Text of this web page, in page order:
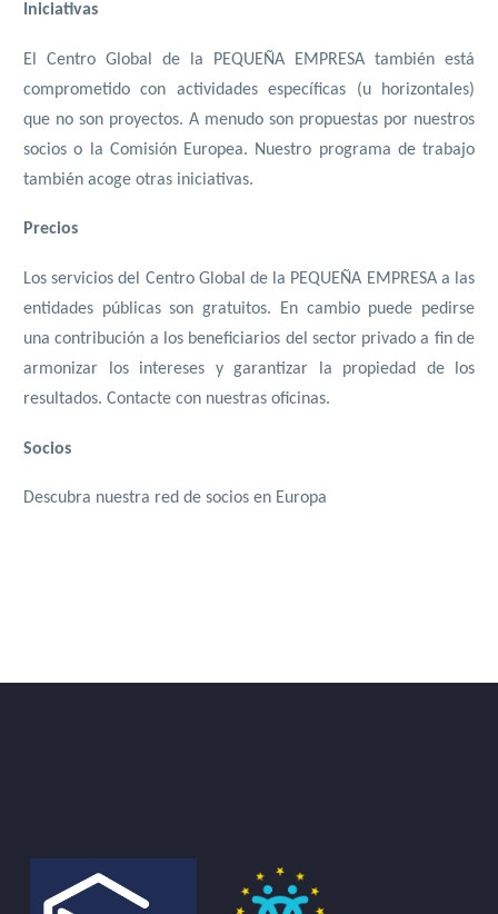
Iniciativas
El Centro Global de la PEQUEÑA EMPRESA también está
comprometido con actividades específicas (u horizontales)
que no son proyectos. A menudo son propuestas por nuestros
socios o la Comisión Europea. Nuestro programa de trabajo
también acoge otras iniciativas.
Precios
Los servicios del Centro Global de la PEQUEÑA EMPRESA a las
entidades públicas son gratuitos. En cambio puede pedirse
una contribución a los beneficiarios del sector privado a fin de
armonizar los intereses y garantizar la propiedad de los
resultados. Contacte con nuestras oficinas.
Socios
Descubra nuestra red de socios en Europa